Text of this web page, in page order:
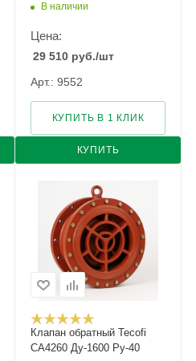
В наличии
Цена:
29 510 руб./шт
Арт.: 9552
КУПИТЬ
КУПИТЬ В 1 КЛИК
Клапан обратный Tecofi
CA4260 Ду-1600 Ру-40